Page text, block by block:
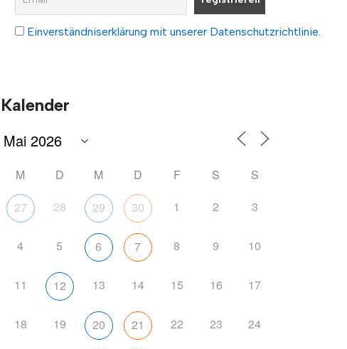
Einverständniserklärung mit unserer Datenschutzrichtlinie.
Kalender
M D M D F S S
27 28 29 30 1 2 3
4 5 6 7 8 9 10
11 12 13 14 15 16 17
18 19 20 21 22 23 24